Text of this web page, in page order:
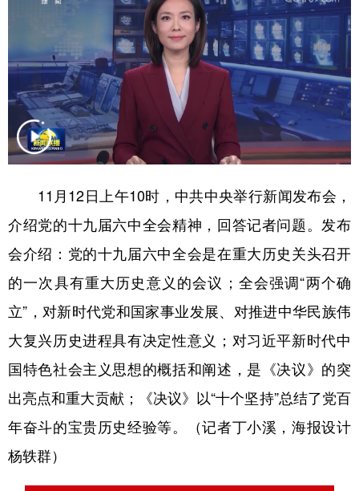
书画 健康 军事
访谈 视频 图片 政务
法律 中央文件 金融 汽车
食品 人居 信息化 数字经济
学术中国 乡村振兴 银龄 溯源中国
城市 旅游 能源 会展
彩票 娱乐 时尚 悦读
公益 一带一路 亚太网 上市公司
文化产业
北京 天津 河北 山西
辽宁 吉林 上海 江苏
浙江
11月12日上午10时，中共中央举行新闻发布会，
介绍党的十九届六中全会精神，回答记者问题。发布
会介绍：党的十九届六中全会是在重大历史关头召开
的一次具有重大历史意义的会议；全会强调“两个确
立”，对新时代党和国家事业发展、对推进中华民族伟
大复兴历史进程具有决定性意义；对习近平新时代中
国特色社会主义思想的概括和阐述，是《决议》的突
出亮点和重大贡献；《决议》以“十个坚持”总结了党百
年奋斗的宝贵历史经验等。（记者丁小溪，海报设计
杨轶群）